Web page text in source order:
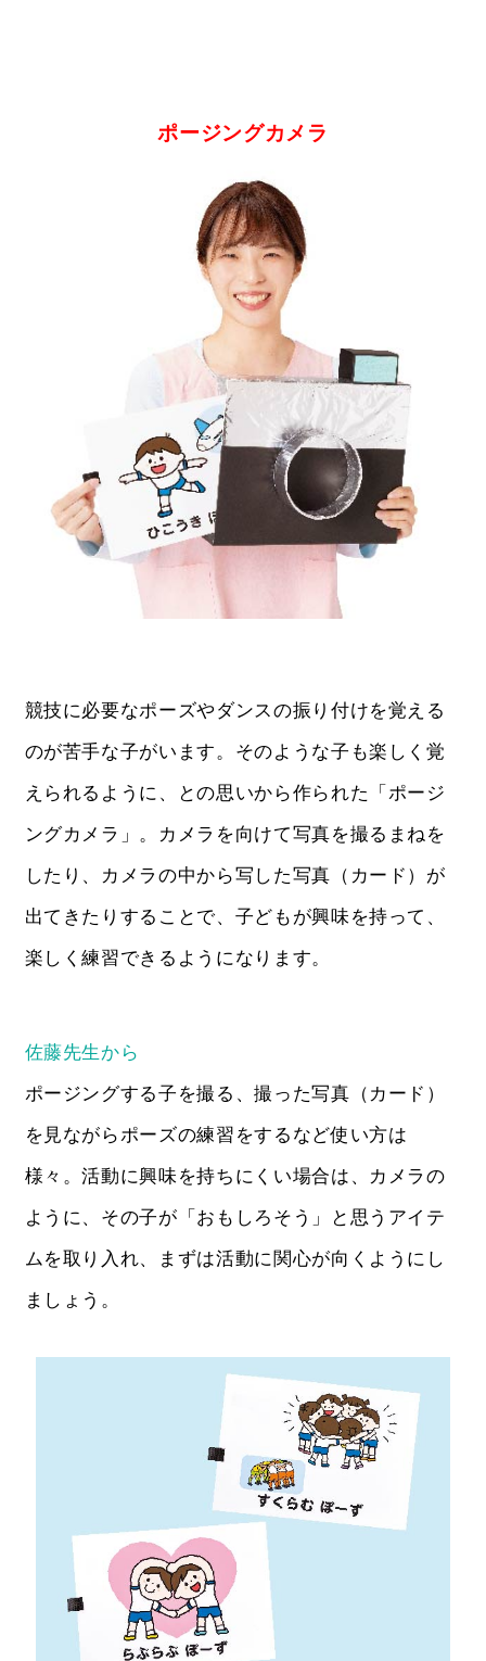
ポージングカメラ
競技に必要なポーズやダンスの振り付けを覚える
のが苦手な子がいます。そのような子も楽しく覚
えられるように、との思いから作られた「ポージ
ングカメラ」。カメラを向けて写真を撮るまねを
したり、カメラの中から写した写真（カード）が
出てきたりすることで、子どもが興味を持って、
楽しく練習できるようになります。
佐藤先生から
ポージングする子を撮る、撮った写真（カード）
を見ながらポーズの練習をするなど使い方は
様々。活動に興味を持ちにくい場合は、カメラの
ように、その子が「おもしろそう」と思うアイテ
ムを取り入れ、まずは活動に関心が向くようにし
ましょう。